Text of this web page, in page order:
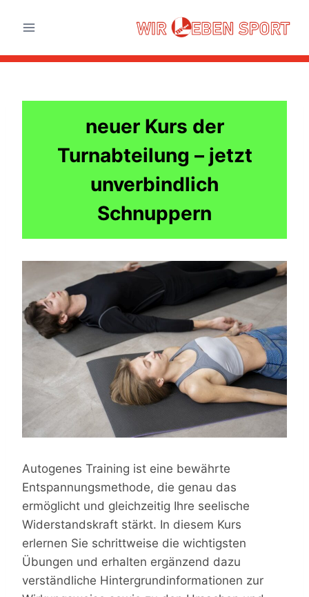
Inhalt
neuer Kurs der
Turnabteilung – jetzt
unverbindlich
Schnuppern
Autogenes Training ist eine bewährte
Entspannungsmethode, die genau das
ermöglicht und gleichzeitig Ihre seelische
Widerstandskraft stärkt. In diesem Kurs
erlernen Sie schrittweise die wichtigsten
Übungen und erhalten ergänzend dazu
verständliche Hintergrundinformationen zur